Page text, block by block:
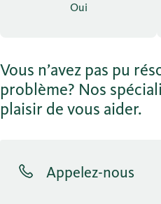
Oui
Vous n’avez pas pu
problème? Nos
plaisir de vous aider.
Appelez-nous